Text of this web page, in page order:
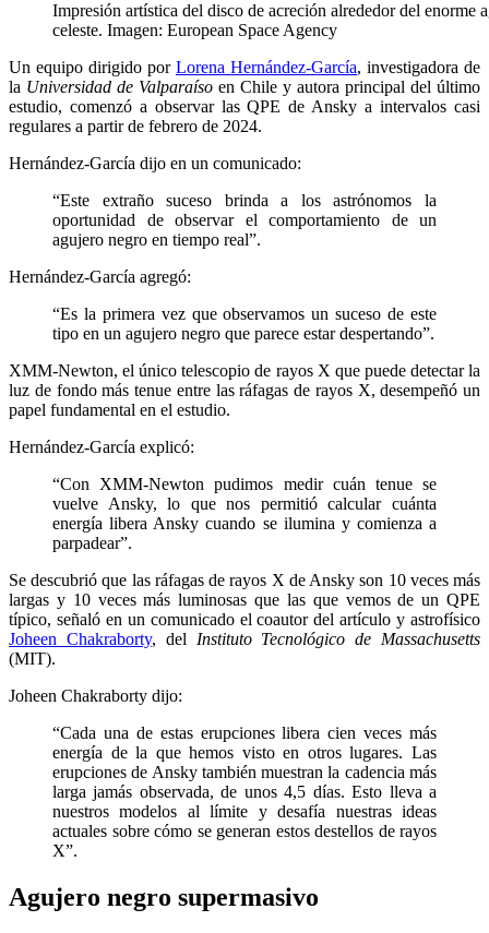
Impresión artística del disco de acreción alrededor del
celeste. Imagen: European Space Agency
Un equipo dirigido por Lorena Hernández-García, investigadora de
la Universidad de Valparaíso en Chile y autora principal del último
estudio, comenzó a observar las QPE de Ansky a intervalos casi
regulares a partir de febrero de 2024.
Hernández-García dijo en un comunicado:
“Este extraño suceso brinda a los astrónomos la
oportunidad de observar el comportamiento de un
agujero negro en tiempo real”.
Hernández-García agregó:
“Es la primera vez que observamos un suceso de este
tipo en un agujero negro que parece estar despertando”.
XMM-Newton, el único telescopio de rayos X que puede detectar la
luz de fondo más tenue entre las ráfagas de rayos X, desempeñó un
papel fundamental en el estudio.
Hernández-García explicó:
“Con XMM-Newton pudimos medir cuán tenue se
vuelve Ansky, lo que nos permitió calcular cuánta
energía libera Ansky cuando se ilumina y comienza a
parpadear”.
Se descubrió que las ráfagas de rayos X de Ansky son 10 veces más
largas y 10 veces más luminosas que las que vemos de un QPE
típico, señaló en un comunicado el coautor del artículo y astrofísico
Joheen Chakraborty, del Instituto Tecnológico de Massachusetts
(MIT).
Joheen Chakraborty dijo:
“Cada una de estas erupciones libera cien veces más
energía de la que hemos visto en otros lugares. Las
erupciones de Ansky también muestran la cadencia más
larga jamás observada, de unos 4,5 días. Esto lleva a
nuestros modelos al límite y desafía nuestras ideas
actuales sobre cómo se generan estos destellos de rayos
X”.
Agujero negro supermasivo